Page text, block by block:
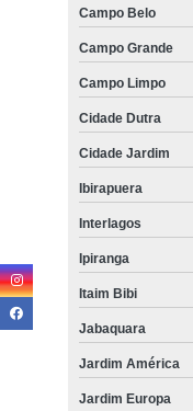
Campo Belo
Campo Grande
Campo Limpo
Cidade Dutra
Cidade Jardim
Ibirapuera
Interlagos
Ipiranga
Itaim Bibi
Jabaquara
Jardim América
Jardim Europa